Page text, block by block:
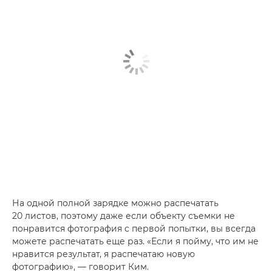
На одной полной зарядке можно распечатать
20 листов, поэтому даже если объекту съемки не
понравится фотография с первой попытки, вы всегда
можете распечатать еще раз. «Если я пойму, что им не
нравится результат, я распечатаю новую
фотографию», — говорит Ким.